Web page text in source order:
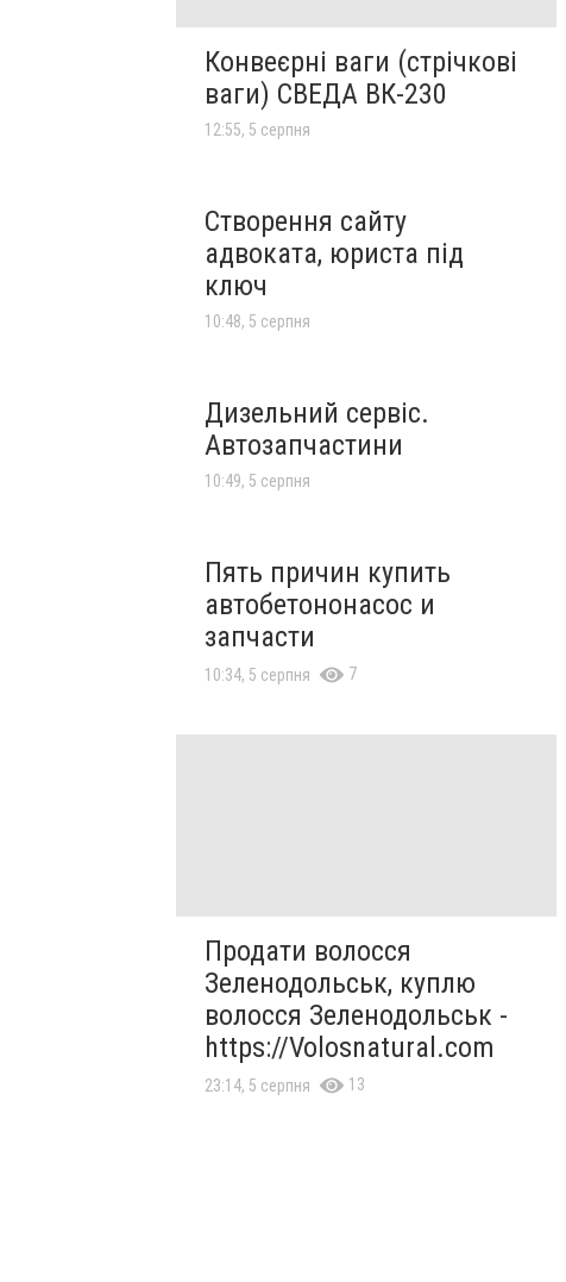
Конвеєрні ваги (стрічкові
ваги) СВЕДА ВК-230
12:55, 5 серпня
Створення сайту
адвоката, юриста під
ключ
10:48, 5 серпня
Дизельний сервіс.
Автозапчастини
10:49, 5 серпня
Пять причин купить
автобетононасос и
запчасти
10:34, 5 серпня 7
Продати волосся
Зеленодольськ, куплю
волосся Зеленодольськ -
https://Volosnatural.com
23:14, 5 серпня 13